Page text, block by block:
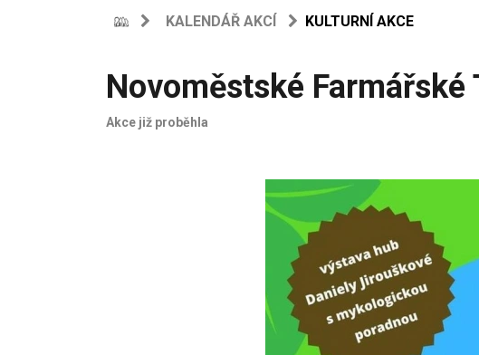
KALENDÁŘ AKCÍ KULTURNÍ AKCE
Novoměstské Farmářské
Akce již proběhla